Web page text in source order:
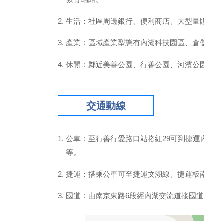
生活：社區周邊銀行、便利商店、大型量
產業：區域產業型態有內湖科技園區、倉
休閒：鄰近美善公園、行善公園、河濱公
交通動線
公車：至行善行愛路口站搭紅29可到捷
等。
捷運：搭乘公車可至捷運文湖線、捷運板
國道：由南京東路6段經內湖交流道接國道